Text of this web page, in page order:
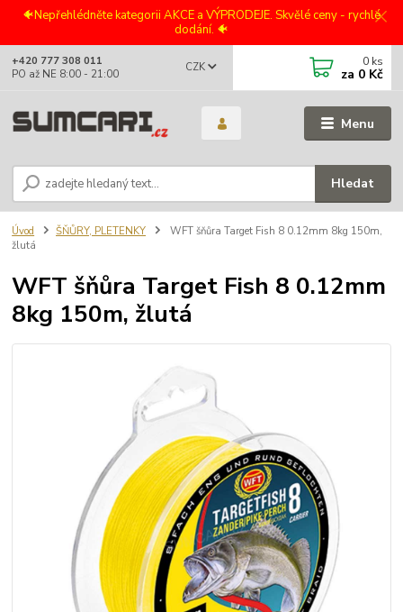
🐠Nepřehlédněte kategorii AKCE a VÝPRODEJE. Skvělé ceny - rychlé
dodání. 🐠
Menu
CZK
Hledat
+420 777 308 011
PO až NE 8:00 - 21:00
0 ks
za 0 Kč
Úvod ŠŇŮRY, PLETENKY
WFT šňůra Target Fish 8 0.12mm 8kg 150m,
žlutá
WFT šňůra Target Fish 8 0.12mm
8kg 150m, žlutá